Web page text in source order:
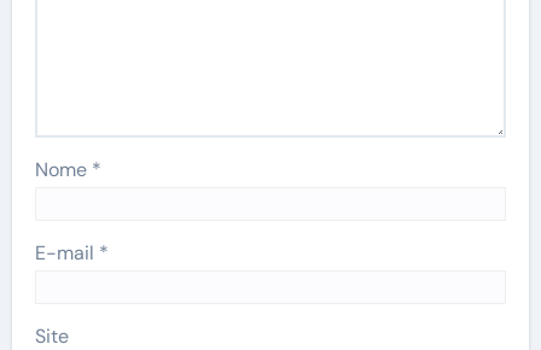
Nome *
E-mail *
Site